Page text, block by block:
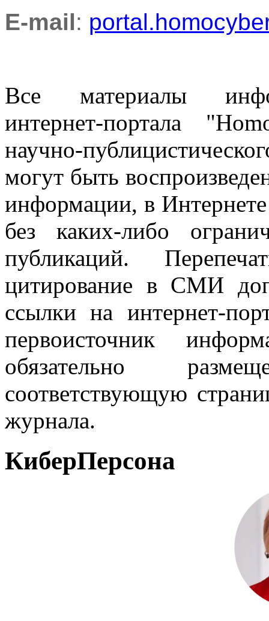
E-mail:
Все материалы
интернет-портала
научно-
могут быть
информации, в
без каких-либо
публикаций.
цитирование в СМИ
ссылки на интернет-
первоисточник
обязательно
соответствующую
журнала.
КиберПерсона